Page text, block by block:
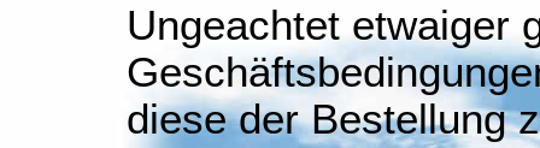
Ungeachtet etwaiger
diese der Bestellung